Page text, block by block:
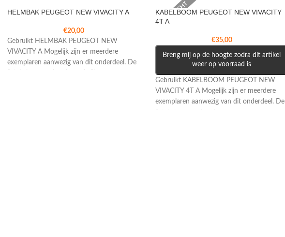
HELMBAK PEUGEOT NEW VIVACITY A
€20,00
Gebruikt HELMBAK PEUGEOT NEW
VIVACITY A Mogelijk zijn er meerdere
exemplaren aanwezig van dit onderdeel. De
VERKOCHT
KABELBOOM PEUGEOT NEW VIVACITY
4T A
€35,00
Breng mij op de hoogte zodra dit artikel
weer op voorraad is
Gebruikt KABELBOOM PEUGEOT NEW
VIVACITY 4T A Mogelijk zijn er meerdere
exemplaren aanwezig van dit onderdeel. De